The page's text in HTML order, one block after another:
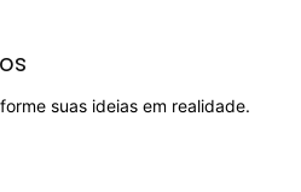
Todos os direitos
suas ideias em realidade.